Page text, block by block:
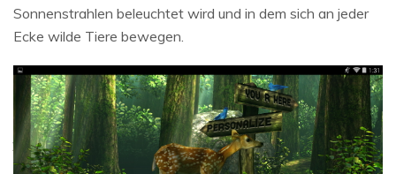
Sonnenstrahlen beleuchtet wird und in dem sich an jeder
Ecke wilde Tiere bewegen.
Daten online wiederherstellen
Verlorene Daten? Jetzt online wiederherstellen!
öffnen